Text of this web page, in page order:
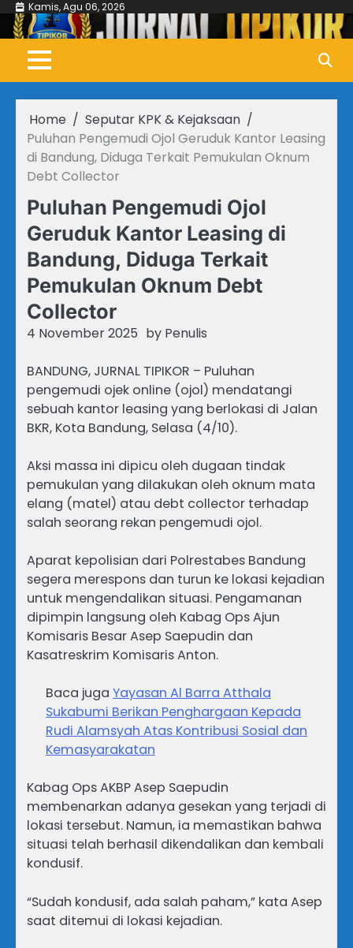
Skip
content
Kamis, Agu 06, 2026
Home
Seputar KPK & Kejaksaan
Puluhan Pengemudi Ojol Geruduk Kantor Leasing
di Bandung, Diduga Terkait Pemukulan Oknum
Debt Collector
Puluhan Pengemudi Ojol
Geruduk Kantor Leasing di
Bandung, Diduga Terkait
Pemukulan Oknum Debt
Collector
4 November 2025 by Penulis
BANDUNG, JURNAL TIPIKOR – Puluhan
pengemudi ojek online (ojol) mendatangi
sebuah kantor leasing yang berlokasi di Jalan
BKR, Kota Bandung, Selasa (4/10).
Aksi massa ini dipicu oleh dugaan tindak
pemukulan yang dilakukan oleh oknum mata
elang (matel) atau debt collector terhadap
salah seorang rekan pengemudi ojol.
Aparat kepolisian dari Polrestabes Bandung
segera merespons dan turun ke lokasi kejadian
untuk mengendalikan situasi. Pengamanan
dipimpin langsung oleh Kabag Ops Ajun
Komisaris Besar Asep Saepudin dan
Kasatreskrim Komisaris Anton.
Baca juga Yayasan Al Barra Atthala
Sukabumi Berikan Penghargaan Kepada
Rudi Alamsyah Atas Kontribusi Sosial dan
Kemasyarakatan
Kabag Ops AKBP Asep Saepudin
membenarkan adanya gesekan yang terjadi di
lokasi tersebut. Namun, ia memastikan bahwa
situasi telah berhasil dikendalikan dan kembali
kondusif.
“Sudah kondusif, ada salah paham,” kata Asep
saat ditemui di lokasi kejadian.